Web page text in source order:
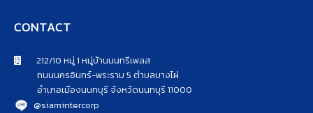
CONTACT
212/10 หมู่ 1 หมู่บ้านนนทรีเพลส
ถนนนครอินทร์-พระราม 5 ตำบลบางไผ่
อำเภอเมืองนนทบุรี จังหวัดนนทบุรี 11000
@siamintercorp